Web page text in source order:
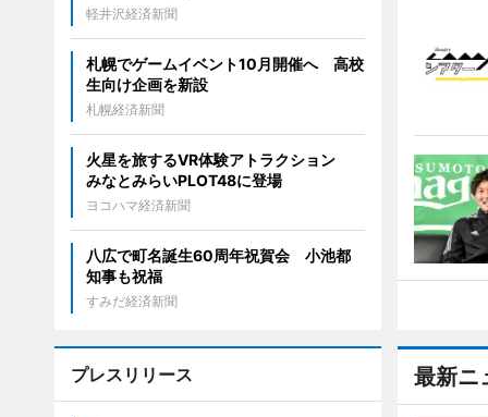
最新ニ
軽井沢経済新聞
札幌でゲームイベント10月開催へ 高校
生向け企画を新設
札幌経済新聞
火星を旅するVR体験アトラクション
みなとみらいPLOT48に登場
ヨコハマ経済新聞
八広で町名誕生60周年祝賀会 小池都
知事も祝福
すみだ経済新聞
プレスリリース